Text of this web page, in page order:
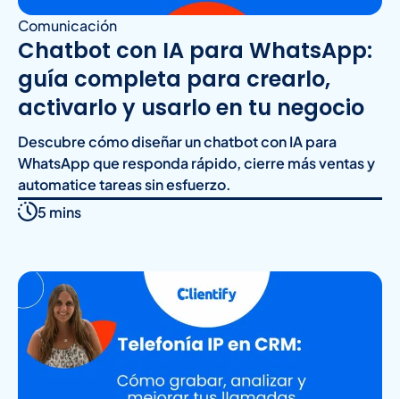
Comunicación
Chatbot con IA para WhatsApp:
guía completa para crearlo,
activarlo y usarlo en tu negocio
Descubre cómo diseñar un chatbot con IA para
WhatsApp que responda rápido, cierre más ventas y
automatice tareas sin esfuerzo.
5 mins